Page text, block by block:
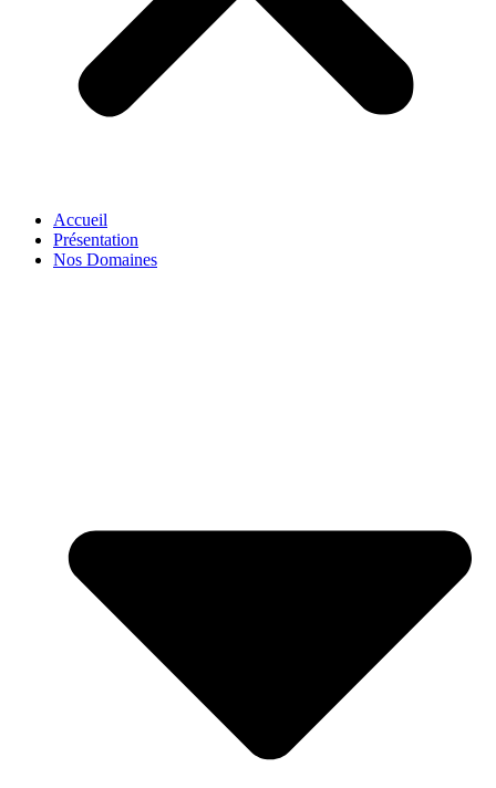
Accueil
Présentation
Nos Domaines